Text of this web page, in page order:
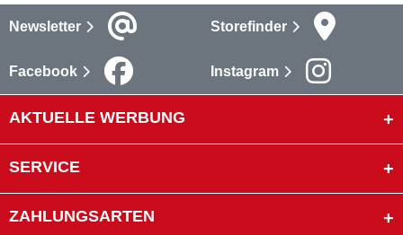
Newsletter Storefinder
Facebook Instagram
AKTUELLE WERBUNG
SERVICE
ZAHLUNGSARTEN